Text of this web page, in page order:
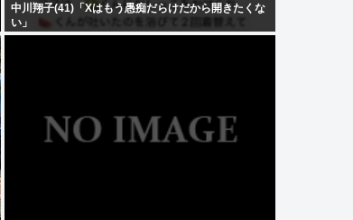
中川翔子(41)「Xはもう愚痴だらけだから開きたくな
い」